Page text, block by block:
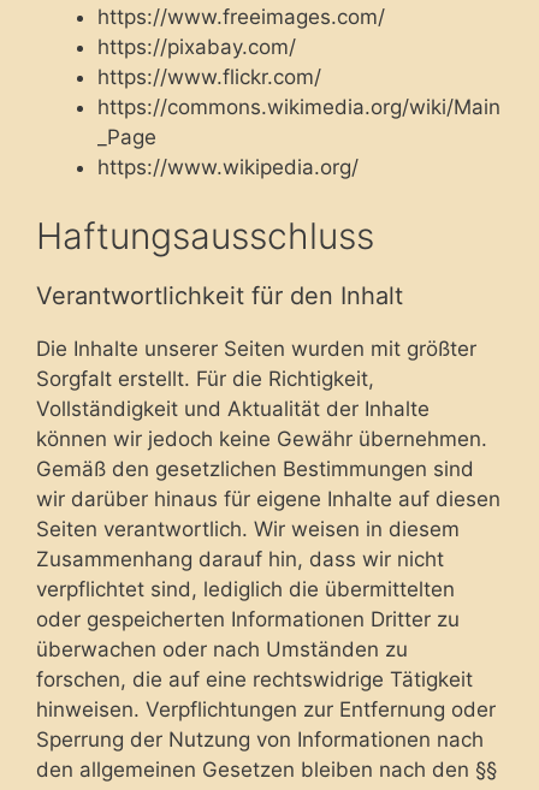
https://www.freeimages.com/
https://pixabay.com/
https://www.flickr.com/
https://commons.wikimedia.org/wiki/Main
_Page
https://www.wikipedia.org/
Haftungsausschluss
Verantwortlichkeit für den Inhalt
Die Inhalte unserer Seiten wurden mit größter
Sorgfalt erstellt. Für die Richtigkeit,
Vollständigkeit und Aktualität der Inhalte
können wir jedoch keine Gewähr übernehmen.
Gemäß den gesetzlichen Bestimmungen sind
wir darüber hinaus für eigene Inhalte auf diesen
Seiten verantwortlich. Wir weisen in diesem
Zusammenhang darauf hin, dass wir nicht
verpflichtet sind, lediglich die übermittelten
oder gespeicherten Informationen Dritter zu
überwachen oder nach Umständen zu
forschen, die auf eine rechtswidrige Tätigkeit
hinweisen. Verpflichtungen zur Entfernung oder
Sperrung der Nutzung von Informationen nach
den allgemeinen Gesetzen bleiben nach den §§